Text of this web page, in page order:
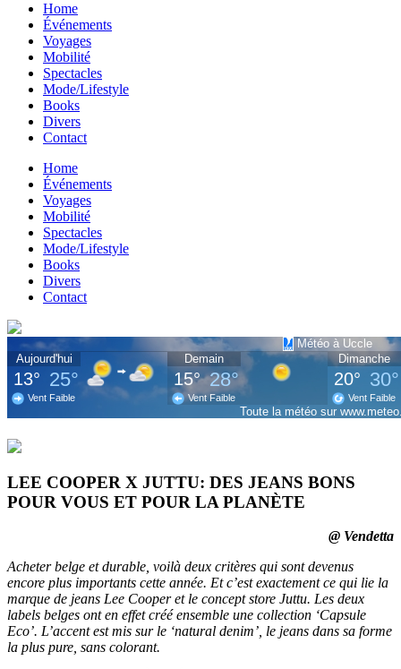
Home
Événements
Voyages
Mobilité
Spectacles
Mode/Lifestyle
Books
Divers
Contact
Home
Événements
Voyages
Mobilité
Spectacles
Mode/Lifestyle
Books
Divers
Contact
LEE COOPER X JUTTU: DES JEANS BONS
POUR VOUS ET POUR LA PLANÈTE
@ Vendetta
Acheter belge et durable, voilà deux critères qui sont devenus
encore plus importants cette année. Et c’est exactement ce qui lie la
marque de jeans Lee Cooper et le concept store Juttu. Les deux
labels belges ont en effet créé ensemble une collection ‘Capsule
Eco’. L’accent est mis sur le ‘natural denim’, le jeans dans sa forme
la plus pure, sans colorant.